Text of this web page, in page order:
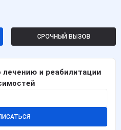
СРОЧНЫЙ ВЫЗОВ
лечению и реабилитации